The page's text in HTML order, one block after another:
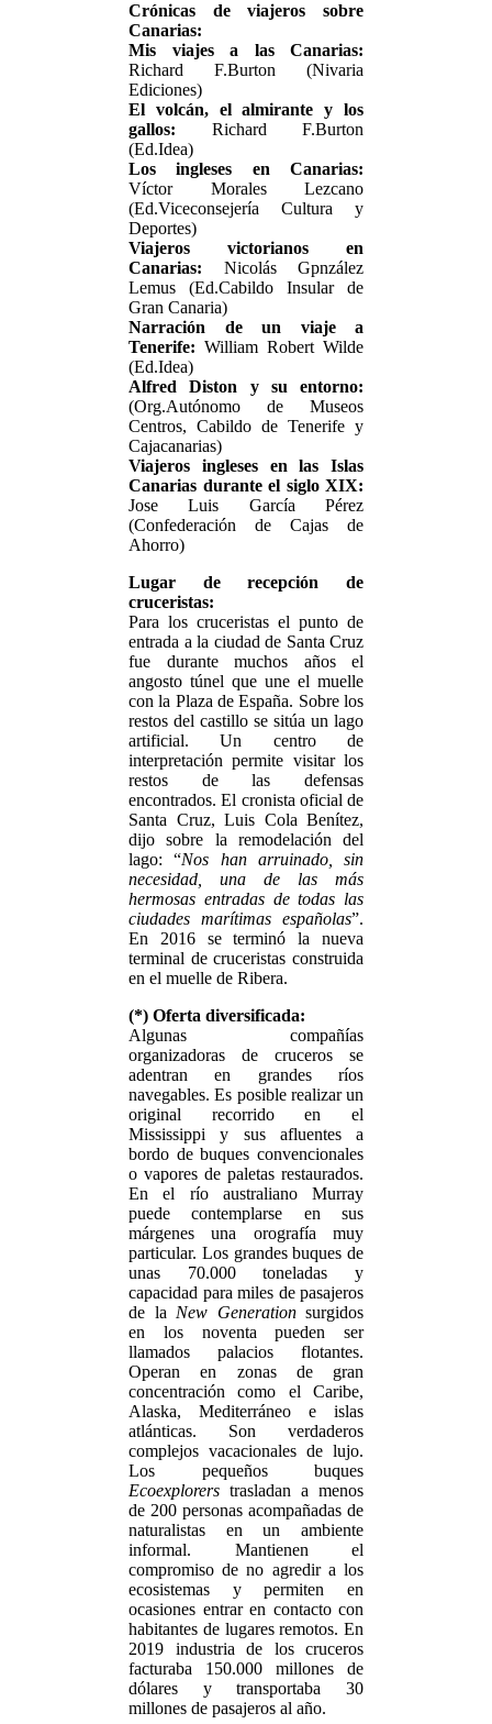
Crónicas de viajeros sobre
Canarias:
Mis viajes a las Canarias:
Richard F.Burton (Nivaria
Ediciones)
El volcán, el almirante y los
gallos: Richard F.Burton
(Ed.Idea)
Los ingleses en Canarias:
Víctor Morales Lezcano
(Ed.Viceconsejería Cultura y
Deportes)
Viajeros victorianos en
Canarias: Nicolás Gpnzález
Lemus (Ed.Cabildo Insular de
Gran Canaria)
Narración de un viaje a
Tenerife: William Robert Wilde
(Ed.Idea)
Alfred Diston y su entorno:
(Org.Autónomo de Museos
Centros, Cabildo de Tenerife y
Cajacanarias)
Viajeros ingleses en las Islas
Canarias durante el siglo XIX:
Jose Luis García Pérez
(Confederación de Cajas de
Ahorro)
Lugar de recepción de
cruceristas:
Para los cruceristas el punto de
entrada a la ciudad de Santa Cruz
fue durante muchos años el
angosto túnel que une el muelle
con la Plaza de España. Sobre los
restos del castillo se sitúa un lago
artificial. Un centro de
interpretación permite visitar los
restos de las defensas
encontrados. El cronista oficial de
Santa Cruz, Luis Cola Benítez,
dijo sobre la remodelación del
lago: “Nos han arruinado, sin
necesidad, una de las más
hermosas entradas de todas las
ciudades marítimas españolas”.
En 2016 se terminó la nueva
terminal de cruceristas construida
en el muelle de Ribera.
(*) Oferta diversificada:
Algunas compañías
organizadoras de cruceros se
adentran en grandes ríos
navegables. Es posible realizar un
original recorrido en el
Mississippi y sus afluentes a
bordo de buques convencionales
o vapores de paletas restaurados.
En el río australiano Murray
puede contemplarse en sus
márgenes una orografía muy
particular. Los grandes buques de
unas 70.000 toneladas y
capacidad para miles de pasajeros
de la New Generationsurgidos
en los noventa pueden ser
llamados palacios flotantes.
Operan en zonas de gran
concentración como el Caribe,
Alaska, Mediterráneo e islas
atlánticas. Son verdaderos
complejos vacacionales de lujo.
Los pequeños buques
Ecoexplorers trasladan a menos
de 200 personas acompañadas de
naturalistas en un ambiente
informal. Mantienen el
compromiso de no agredir a los
ecosistemas y permiten en
ocasiones entrar en contacto con
habitantes de lugares remotos. En
2019 industria de los cruceros
facturaba 150.000 millones de
dólares y transportaba 30
millones de pasajeros al año.